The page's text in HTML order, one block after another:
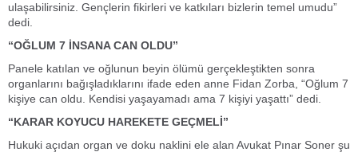
ulaşabilirsiniz. Gençlerin fikirleri ve katkıları bizlerin temel umudu”
dedi.
“OĞLUM 7 İNSANA CAN OLDU”
Panele katılan ve oğlunun beyin ölümü gerçekleştikten sonra
organlarını bağışladıklarını ifade eden anne Fidan Zorba, “Oğlum 7
kişiye can oldu. Kendisi yaşayamadı ama 7 kişiyi yaşattı” dedi.
“KARAR KOYUCU HAREKETE GEÇMELİ”
Hukuki açıdan organ ve doku naklini ele alan Avukat Pınar Soner şu